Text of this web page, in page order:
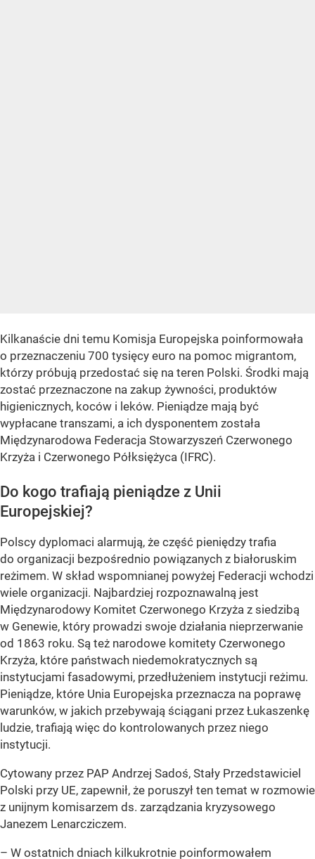
Kilkanaście dni temu Komisja Europejska poinformowała
o przeznaczeniu 700 tysięcy euro na pomoc migrantom,
którzy próbują przedostać się na teren Polski. Środki mają
zostać przeznaczone na zakup żywności, produktów
higienicznych, koców i leków. Pieniądze mają być
wypłacane transzami, a ich dysponentem została
Międzynarodowa Federacja Stowarzyszeń Czerwonego
Krzyża i Czerwonego Półksiężyca (IFRC).
Do kogo trafiają pieniądze z Unii
Europejskiej?
Polscy dyplomaci alarmują, że część pieniędzy trafia
do organizacji bezpośrednio powiązanych z białoruskim
reżimem. W skład wspomnianej powyżej Federacji wchodzi
wiele organizacji. Najbardziej rozpoznawalną jest
Międzynarodowy Komitet Czerwonego Krzyża z siedzibą
w Genewie, który prowadzi swoje działania nieprzerwanie
od 1863 roku. Są też narodowe komitety Czerwonego
Krzyża, które państwach niedemokratycznych są
instytucjami fasadowymi, przedłużeniem instytucji reżimu.
Pieniądze, które Unia Europejska przeznacza na poprawę
warunków, w jakich przebywają ściągani przez Łukaszenkę
ludzie, trafiają więc do kontrolowanych przez niego
instytucji.
Cytowany przez PAP Andrzej Sadoś, Stały Przedstawiciel
Polski przy UE, zapewnił, że poruszył ten temat w rozmowie
z unijnym komisarzem ds. zarządzania kryzysowego
Janezem Lenarcziczem.
– W ostatnich dniach kilkukrotnie poinformowałem